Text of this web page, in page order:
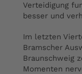
Verteidigung
besser und
Im letzten
Bramscher
Braunschweig
Momenten